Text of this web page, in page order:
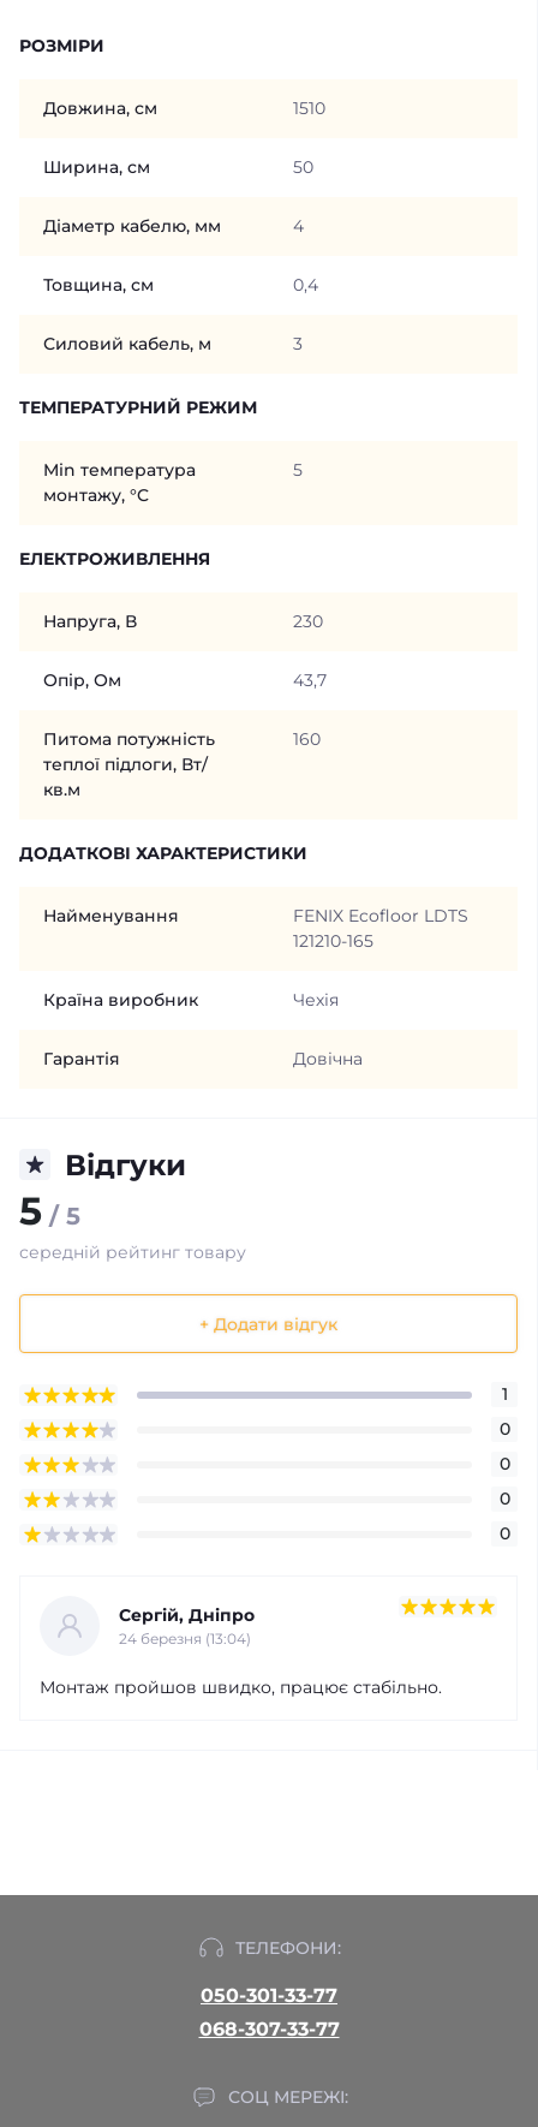
РОЗМІРИ
Довжина, см 1510
Ширина, см 50
Діаметр кабелю, мм 4
Товщина, см 0,4
Силовий кабель, м 3
ТЕМПЕРАТУРНИЙ РЕЖИМ
Min температура
монтажу, °C
5
ЕЛЕКТРОЖИВЛЕННЯ
Напруга, В 230
Опір, Ом 43,7
Питома потужність
теплої підлоги, Вт/
кв.м
160
ДОДАТКОВІ ХАРАКТЕРИСТИКИ
Найменування
FENIX Ecofloor LDTS
121210-165
Країна виробник Чехія
Гарантія Довічна
Відгуки
5 / 5
середній рейтинг товару
+ Додати відгук
1
0
0
0
0
Сергій, Дніпро
24 березня (13:04)
Монтаж пройшов швидко, працює стабільно.
ТЕЛЕФОНИ:
050-301-33-77
068-307-33-77
СОЦ МЕРЕЖІ: